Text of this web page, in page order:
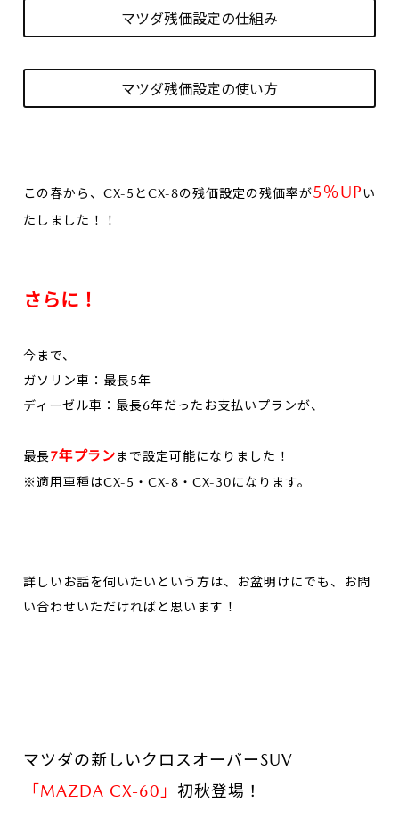
マツダ残価設定の仕組み
マツダ残価設定の使い方
この春から、CX-5とCX-8の残価設定の残価率が5％UPい
たしました！！
さらに！
今まで、
ガソリン車：最長5年
ディーゼル車：最長6年だったお支払いプランが、
最長7年プランまで設定可能になりました！
※適用車種はCX-5・CX-8・CX-30になります。
詳しいお話を伺いたいという方は、お盆明けにでも、お問
い合わせいただければと思います！
マツダの新しいクロスオーバーSUV
「MAZDA CX-60」 初秋登場！